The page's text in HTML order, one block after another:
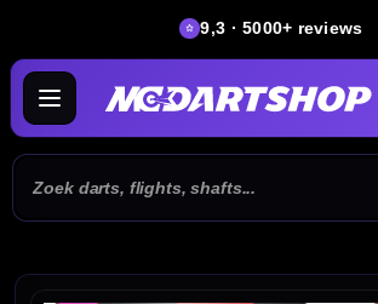
9,3 · 5000+ reviews